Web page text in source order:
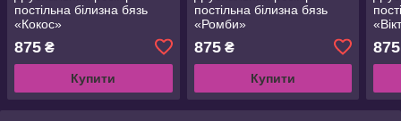
постільна білизна бязь
«Кокос»
875 ₴
Купити
постільна білизна бязь
«Ромби»
875₴
Купити
875